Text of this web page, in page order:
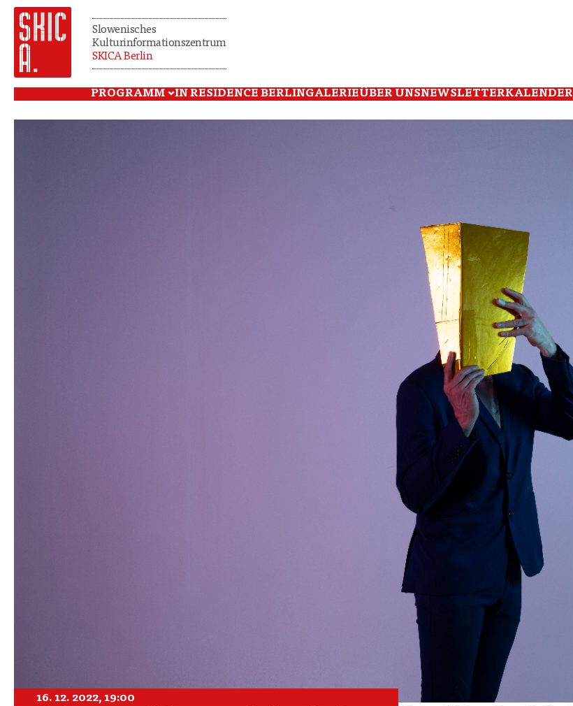
Slowenisches
Kulturinformationszentrum
SKICA Berlin
PROGRAMM IN RESIDENCE BERLINGALERIEÜBER UNSNEWSLETTERKALENDER
16. 12. 2022, 19:00